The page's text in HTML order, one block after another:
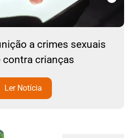
a crimes sexuais
contra crianças
Ler Notícia